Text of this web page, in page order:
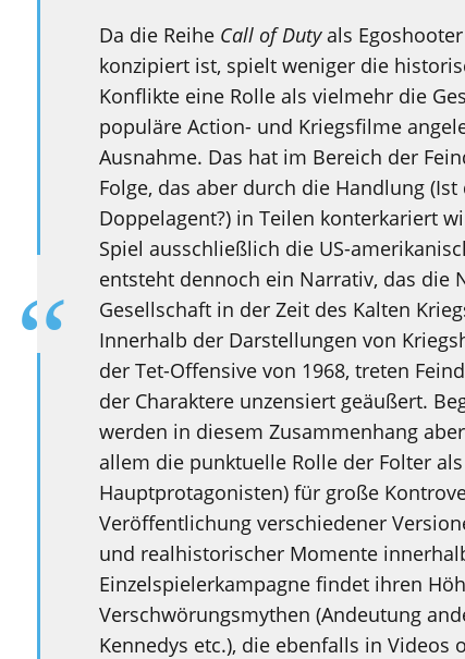
Da die Reihe Call of Dutyals
konzipiert ist, spielt weniger die
Konflikte eine Rolle als vielmehr die
populäre Action- und Kriegsfilme
Ausnahme. Das hat im Bereich der
Folge, das aber durch die Handlung
Doppelagent?) in Teilen konterkariert
Spiel ausschließlich die US-
entsteht dennoch ein Narrativ, das die
Gesellschaft in der Zeit des Kalten
Innerhalb der Darstellungen von
der Tet-Offensive von 1968, treten
der Charaktere unzensiert geäußert.
werden in diesem Zusammenhang
allem die punktuelle Rolle der Folter
Hauptprotagonisten) für große
Veröffentlichung verschiedener
und realhistorischer Momente
Einzelspielerkampagne findet ihren
Verschwörungsmythen (Andeutung
Kennedys etc.), die ebenfalls in